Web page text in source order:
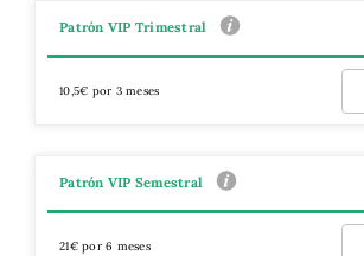
Patrón VIP Trimestral
10,5€ por 3 meses
Patrón VIP Semestral
21€ por 6 meses